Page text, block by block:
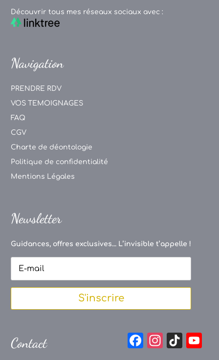
Découvrir tous mes réseaux sociaux avec :
Navigation
PRENDRE RDV
VOS TEMOIGNAGES
FAQ
CGV
Charte de déontologie
Politique de confidentialité
Mentions Légales
Newsletter
Guidances, offres exclusives... L’invisible t’appelle !
S'inscrire
Contact
F
In Ti